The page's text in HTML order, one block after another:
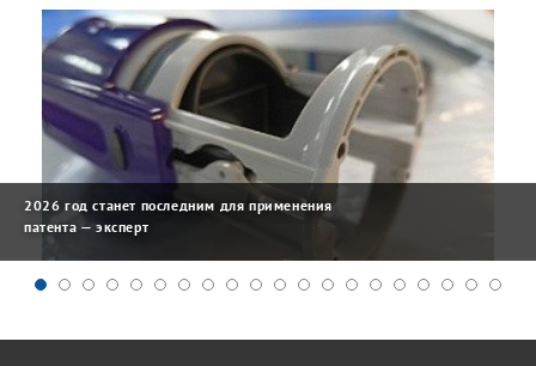
2026 год станет последним для применения
патента — эксперт